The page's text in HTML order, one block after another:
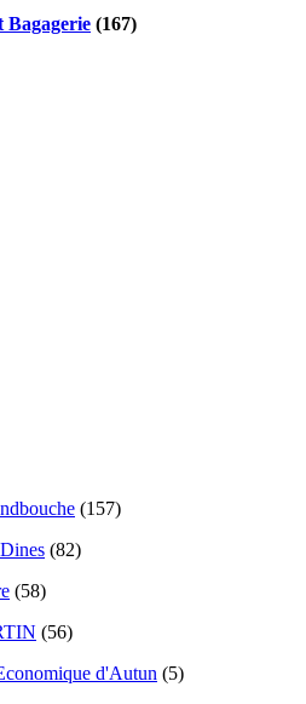
Bagagerie (167)
(157)
(82)
(58)
(56)
d'Autun (5)